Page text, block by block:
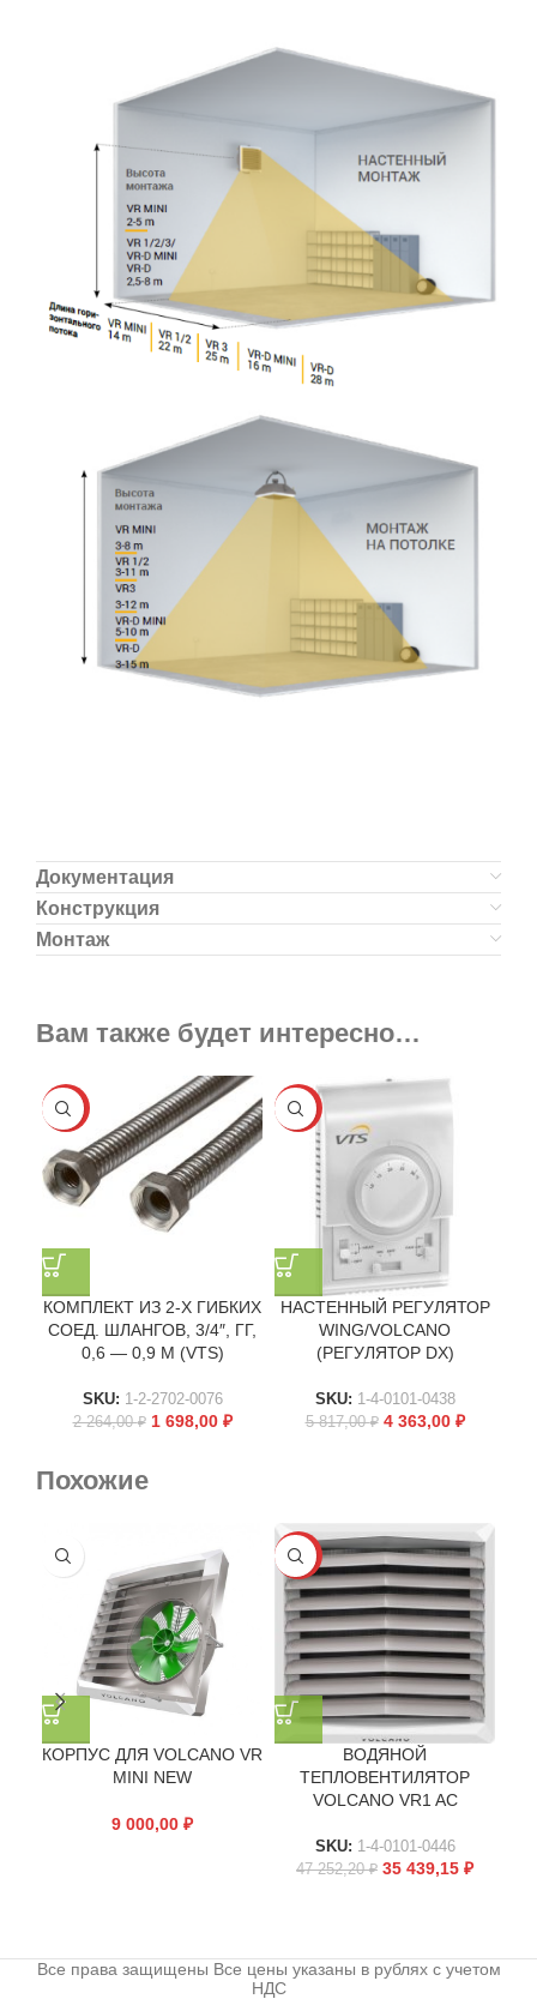
Документация
Конструкция
Монтаж
Вам также будет интересно…
-25%
КОМПЛЕКТ ИЗ 2-Х ГИБКИХ
СОЕД. ШЛАНГОВ, 3/4″, ГГ,
0,6 — 0,9 М (VTS)
SKU: 1-2-2702-0076
2 264,00₽ 1 698,00 ₽
-25%
НАСТЕННЫЙ РЕГУЛЯТОР
WING/VOLCANO
(РЕГУЛЯТОР DX)
SKU: 1-4-0101-0438
5 817,00₽ 4 363,00 ₽
Похожие
КОРПУС ДЛЯ VOLCANO VR
MINI NEW
9 000,00 ₽
-25%
ВОДЯНОЙ
ТЕПЛОВЕНТИЛЯТОР
VOLCANO VR1 AC
SKU: 1-4-0101-0446
47 252,20₽ 35 439,15 ₽
Все права защищены Все цены указаны в рублях с учетом
НДС